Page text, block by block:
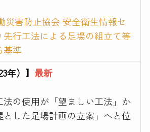
災害防止協会 安全衛生情報セ
先行工法による足場の組立て等
基準
年）】 最新
法の使用が「望ましい工法」か
とした足場計画の立案」へと位